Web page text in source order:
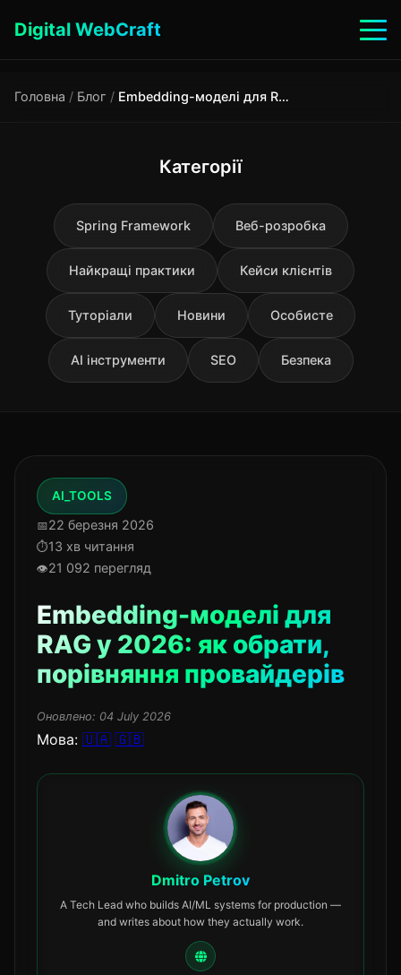
Digital WebCraft
Головна / Блог / Embedding-моделі для RAG у 2026: як обрати, порівняння провайдерів
Категорії
Spring Framework Веб-розробка
Найкращі практики Кейси клієнтів
Туторіали Новини Особисте
AI інструменти SEO Безпека
AI_TOOLS
22 березня 2026
13 хв читання
21 092 перегляд
Embedding-моделі для
RAG у 2026: як обрати,
порівняння провайдерів
Оновлено: 04 July 2026
Мова: 🇺🇦 🇬🇧
Dmitro Petrov
A Tech Lead who builds AI/ML systems for production —
and writes about how they actually work.